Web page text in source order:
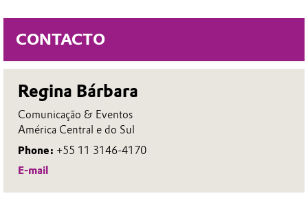
CONTACTO
Regina Bárbara
Comunicação & Eventos
América Central e do Sul
Phone: +55 11 3146-4170
E-mail